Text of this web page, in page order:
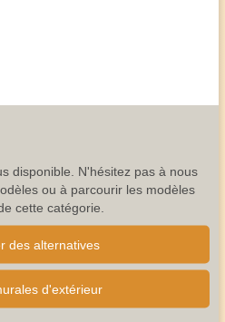
disponible. N'hésitez pas à nous
ou à parcourir les modèles
cette catégorie.
des alternatives
d'extérieur